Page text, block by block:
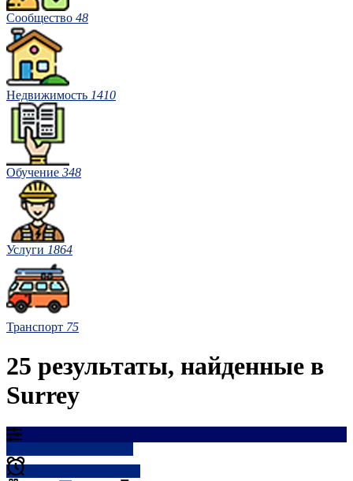
Сообщество 48
Недвижимость 1410
Обучение 348
Услуги 1864
Транспорт 75
25 результаты, найденные в
Surrey